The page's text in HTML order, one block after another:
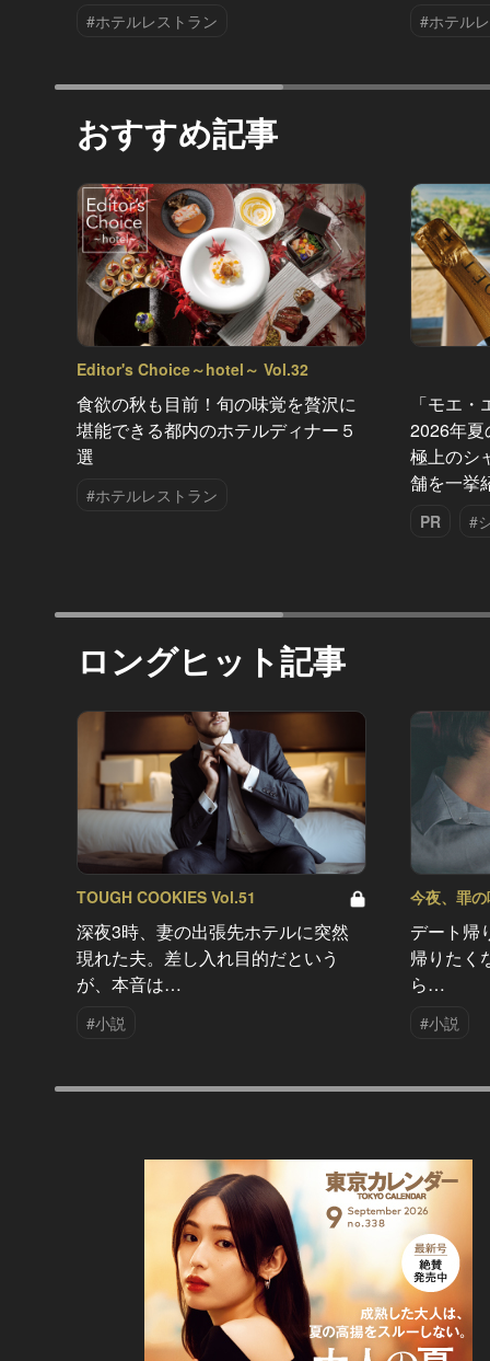
#ホテルレストラン #ホテル
おすすめ記事
Editor's Choice～hotel～ Vol.32
食欲の秋も目前！旬の味覚を贅沢に
堪能できる都内のホテルディナー５
選
#ホテルレストラン
「モエ
2026年夏
極上のシ
舗を一挙
PR #
ロングヒット記事
TOUGH COOKIES Vol.51
深夜3時、妻の出張先ホテルに突然
現れた夫。差し入れ目的だという
が、本音は…
#小説
今夜、罪
デート帰
帰りたく
ら…
#小説